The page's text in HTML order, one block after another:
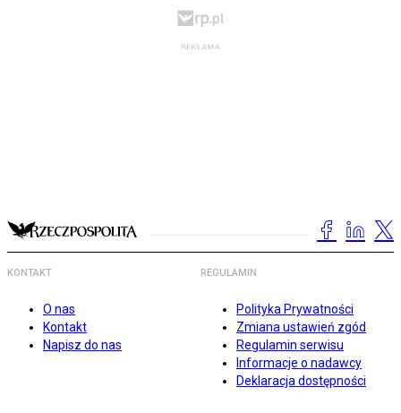
KONTAKT
O nas
Kontakt
Napisz do nas
REGULAMIN
Polityka Prywatności
Zmiana ustawień zgód
Regulamin serwisu
Informacje o nadawcy
Deklaracja dostępności